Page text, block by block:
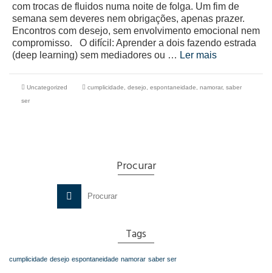
com trocas de fluidos numa noite de folga. Um fim de
semana sem deveres nem obrigações, apenas prazer.
Encontros com desejo, sem envolvimento emocional nem
compromisso. O difícil: Aprender a dois fazendo estrada
(deep learning) sem mediadores ou … Ler mais
Uncategorized cumplicidade desejo espontaneidade namorar, saber
ser
Procurar
for:
Tags
cumplicidade desejo espontaneidade namorar saber ser